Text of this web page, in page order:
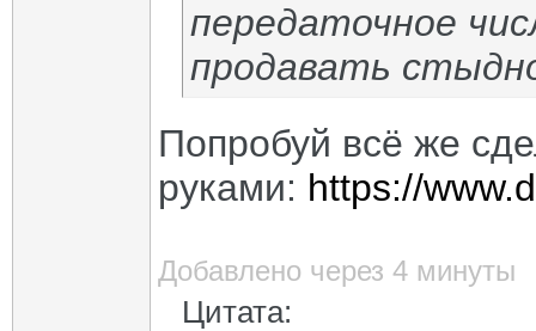
передаточное
продавать
Попробуй всё же
руками: https://
Добавлено через 4 минуты
Цитата: